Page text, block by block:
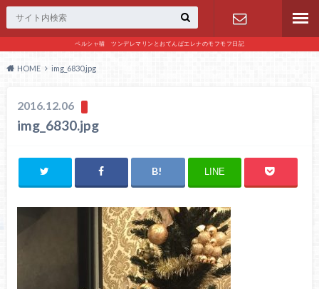
ペルシャ猫 ツンデレマリンとおてんばエレナのモフモフ日記
お問い合わ
HOME img_6830.jpg
2016.12.06
img_6830.jpg
LINE